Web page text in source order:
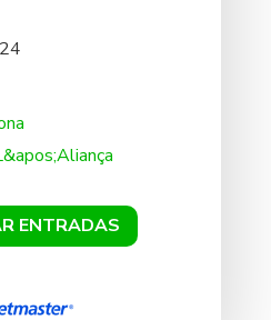
ENTRADAS